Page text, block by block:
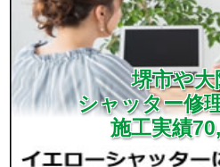
堺市や大
シャッター修
施工実績